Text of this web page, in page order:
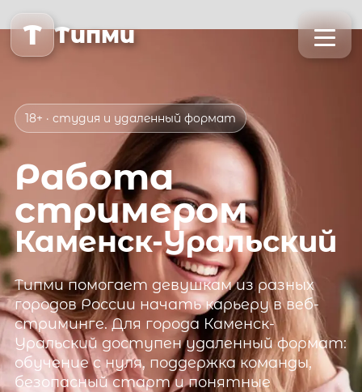
T Типми
18+ · студия и удаленный формат
Работа
стримером
Каменск-Уральский
Типмипомогает девушкам из разных
городов России начать карьеру в веб-
стриминге. Для города Каменск-
Уральскийдоступен удаленный формат:
обучение с нуля, поддержка команды,
безопасный старт и понятные